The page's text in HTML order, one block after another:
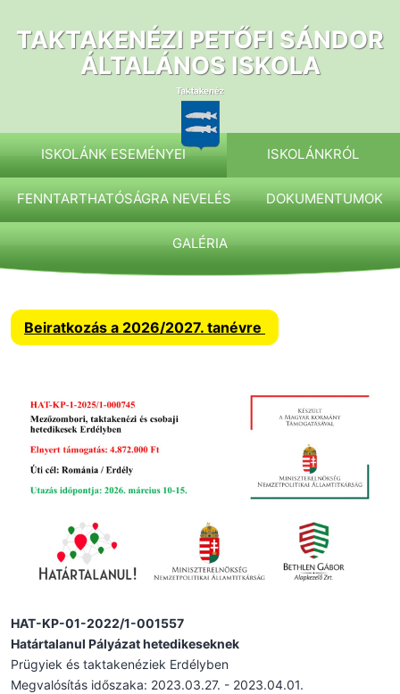
tartalomhoz
TAKTAKENÉZI PETŐFI SÁNDOR
ÁLTALÁNOS ISKOLA
ISKOLÁNK ESEMÉNYEI ISKOLÁNKRÓL
FENNTARTHATÓSÁGRA NEVELÉS DOKUMENTUMOK
GALÉRIA
Beiratkozás a 2026/2027. tanévre
HAT-KP-01-2022/1-001557
Határtalanul Pályázat hetedikeseknek
Prügyiek és taktakenéziek Erdélyben
Megvalósítás időszaka: 2023.03.27. - 2023.04.01.